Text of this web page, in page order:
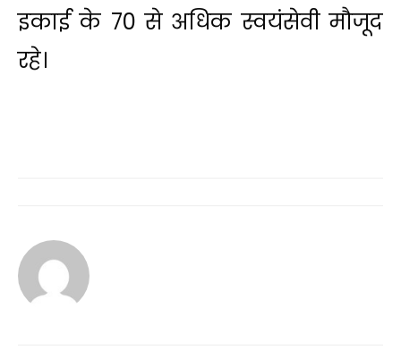
इकाई के 70 से अधिक स्वयंसेवी मौजूद
रहे।